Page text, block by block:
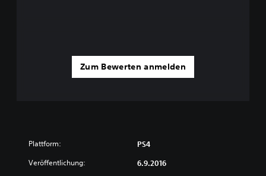
Zum Bewerten anmelden
Plattform: PS4
Veröffentlichung: 6.9.2016